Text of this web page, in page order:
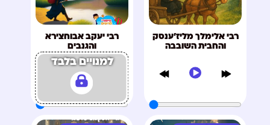
רבי אלימלך מליז'ענסק
והחבית השובבה
רבי יעקב אבוחצירא
והגנבים
למנויים בלבד